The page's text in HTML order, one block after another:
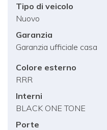
Tipo di veicolo
Nuovo
Garanzia
Garanzia ufficiale casa
Colore esterno
RRR
Interni
BLACK ONE TONE
Porte